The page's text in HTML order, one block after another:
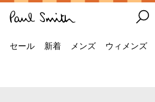
セール 新着 メンズ ウィメンズ